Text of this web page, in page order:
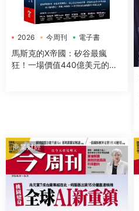
2026 今周刊 電子書
馬斯克的X帝國：矽谷最瘋
狂！一場價值440億美元的推
商業财經